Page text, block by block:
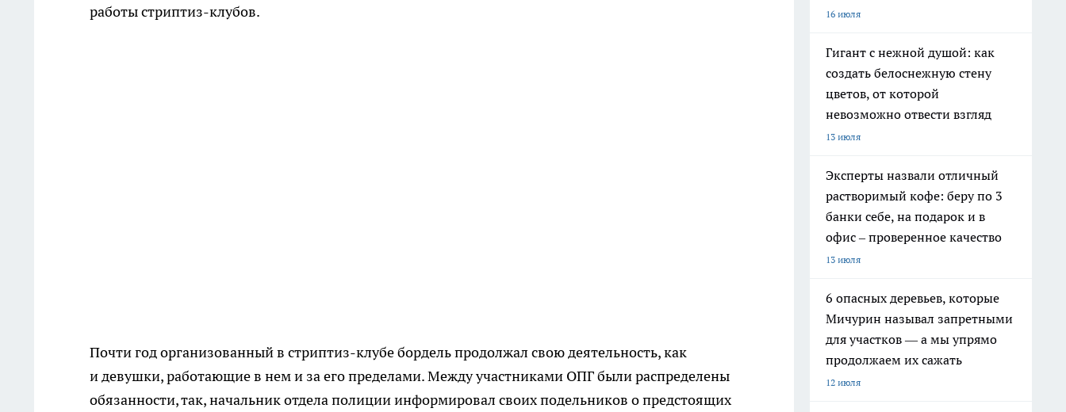
работы стриптиз-клубов.
Почти год организованный в стриптиз-клубе бордель продолжал свою деятельность, как
и девушки, работающие в нем и за его пределами. Между участниками ОПГ были распределены
обязанности, так, начальник отдела полиции информировал своих подельников о предстоящих
16 июля
Гигант с нежной душой: как
создать белоснежную стену
цветов, от которой
невозможно отвести взгляд
13 июля
Эксперты назвали отличный
растворимый кофе: беру по 3
банки себе, на подарок и в
офис – проверенное качество
13 июля
6 опасных деревьев, которые
Мичурин называл запретными
для участков — а мы упрямо
продолжаем их сажать
12 июля